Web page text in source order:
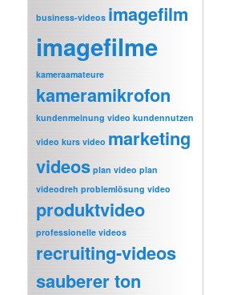
business-videos imagefilm
imagefilme
kameraamateure
kameramikrofon
kundenmeinung video kundennutzen
video kurs video marketing
videos plan video plan
videodreh problemlösung video
produktvideo
professionelle videos
recruiting-videos
sauberer ton